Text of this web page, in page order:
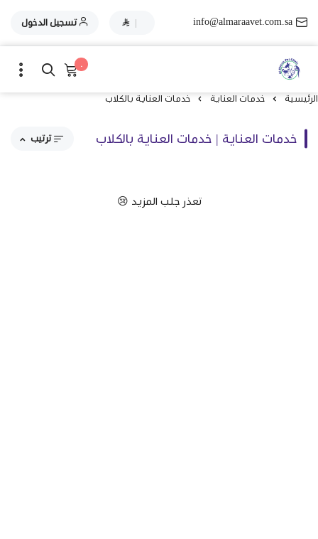
info@almaraavet.com.sa
| تسجيل الدخول
٠
الرئيسية خدمات العناية خدمات العناية بالكلاب
خدمات العناية | خدمات العناية بالكلاب ترتيب
الاكثر مبيعاً
تعذر جلب المزيد 😢